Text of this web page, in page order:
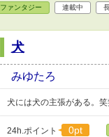
ファンタジー 連載中
犬
みゆたろ
犬には犬の主張がある。
24h.ポイント 0pt